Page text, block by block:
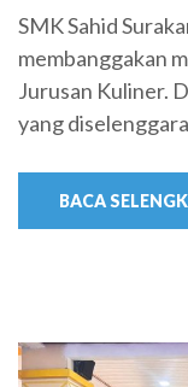
SMK Sahid
membanggakan
Jurusan Kuliner.
yang
BACA